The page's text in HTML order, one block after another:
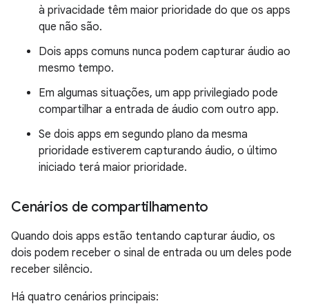
à privacidade têm maior prioridade do que os apps
que não são.
Dois apps comuns nunca podem capturar áudio ao
mesmo tempo.
Em algumas situações, um app privilegiado pode
compartilhar a entrada de áudio com outro app.
Se dois apps em segundo plano da mesma
prioridade estiverem capturando áudio, o último
iniciado terá maior prioridade.
Cenários de compartilhamento
Quando dois apps estão tentando capturar áudio, os
dois podem receber o sinal de entrada ou um deles pode
receber silêncio.
Há quatro cenários principais: